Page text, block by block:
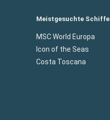
Meistgesuchte Schiffe
MSC World Europa
Icon of the Seas
Costa Toscana